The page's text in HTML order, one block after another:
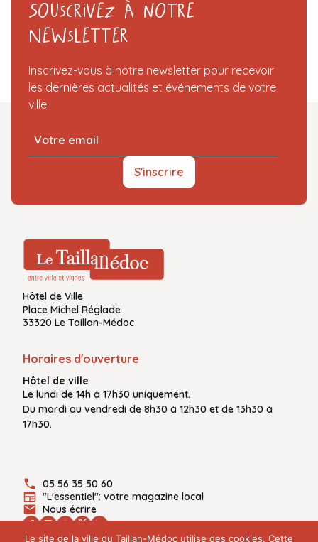
Souscrivez à notre
Newsletter
Inscrivez-vous à notre newsletter pour recevoir
les dernières actualités et événements de votre
ville.
S'inscrire
Hôtel de Ville
Place Michel Réglade
33320 Le Taillan-Médoc
Horaires d'ouverture
Hôtel de ville
Le lundi de 14h à 17h30 uniquement.
Du mardi au vendredi de 8h30 à 12h30 et de 13h30 à
17h30.
05 56 35 50 60
"L'essentiel": votre magazine local
Nous écrire
Le site de la ville du Taillan-Médoc utilise des cookies. Cette